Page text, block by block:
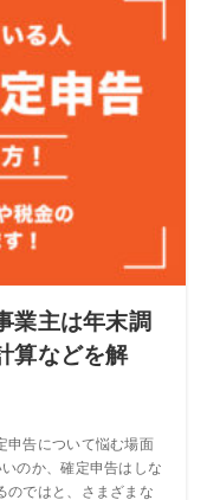
業主は年末調
算などを解
申告について悩む場面
のか、確定申告はしな
のではと、さまざまな